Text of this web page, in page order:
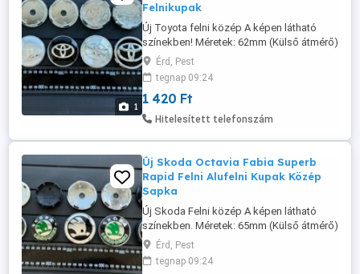
1
Felnikupak
Új Toyota felni közép A képen látható
színekben! Méretek: 62mm (Külső átmérő)
- 426 mm (Külső átmérő) 57mm (Külső
átmérő) - 426 D -Ft db További
Információkat és méreteket a weboldalon
találhat: www. felni-kupak .hu Szállítás
házhoz, és Foxpost automatába is!
Érd, Pest
tegnap 09:24
1 420 Ft
Hitelesített telefonszám
Új Skoda Octavia Fabia Superb
Rapid Felni Alufelni Kupak Közép
Sapka
Új Skoda Felni közép A képen látható
színekben. Méretek: 65mm (Külső átmérő)
3B7601171 - Zöld, Ezüst 56mm (Külső
átmérő) - 1J0601171 - Zöld 56mm (Külső
átmérő) - 5jA601151A - Ezüst 56mm
Érd, Pest
tegnap 09:24